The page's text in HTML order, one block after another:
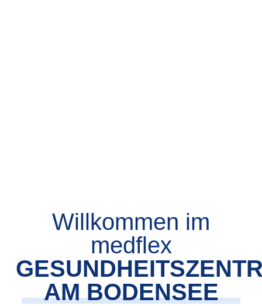
Willkommen im
medflex
AM BODENSEE